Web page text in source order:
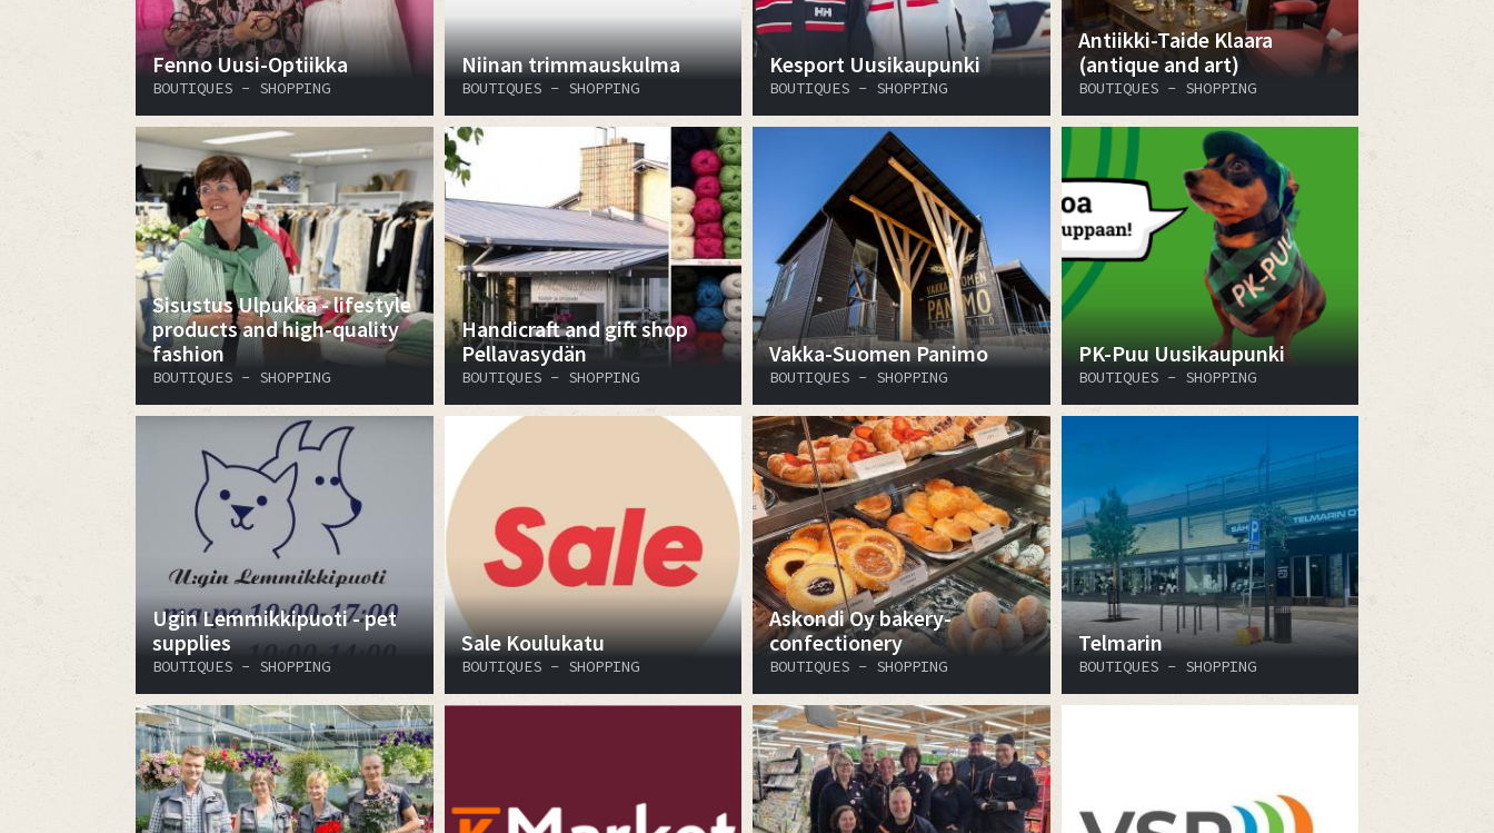
Fenno Uusi-Optiikka
BOUTIQUES - SHOPPING
Niinan trimmauskulma
BOUTIQUES - SHOPPING
Kesport Uusikaupunki
BOUTIQUES - SHOPPING
Antiikki-Taide Klaara
(antique and art)
BOUTIQUES - SHOPPING
Sisustus Ulpukka - lifestyle
products and high-quality
fashion
BOUTIQUES - SHOPPING
Handicraft and gift shop
Pellavasydän
BOUTIQUES - SHOPPING
Vakka-Suomen Panimo
BOUTIQUES - SHOPPING
PK-Puu Uusikaupunki
BOUTIQUES - SHOPPING
Ugin Lemmikkipuoti - pet
supplies
BOUTIQUES - SHOPPING
Sale Koulukatu
BOUTIQUES - SHOPPING
Askondi Oy bakery-
confectionery
BOUTIQUES - SHOPPING
Telmarin
BOUTIQUES - SHOPPING